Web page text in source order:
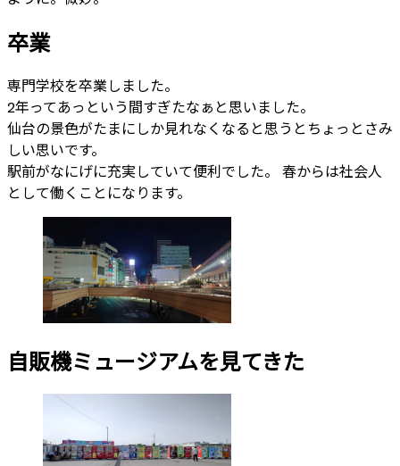
卒業
専門学校を卒業しました。
2年ってあっという間すぎたなぁと思いました。
仙台の景色がたまにしか見れなくなると思うとちょっとさみ
しい思いです。
駅前がなにげに充実していて便利でした。 春からは社会人
として働くことになります。
自販機ミュージアムを見てきた